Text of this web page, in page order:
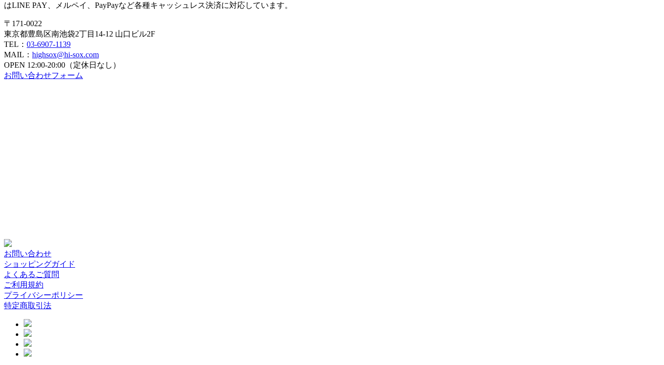
はLINE PAY、メルペイ、PayPayなど各種キャッシュレス決済に対応しています。
〒171-0022
東京都豊島区南池袋2丁目14-12 山口ビル2F
TEL： 03-6907-1139
MAIL： highsox@hi-sox.com
OPEN 12:00-20:00（定休日なし）
お問い合わせフォーム
お問い合わせ
ショッピングガイド
よくあるご質問
ご利用規約
プライバシーポリシー
特定商取引法